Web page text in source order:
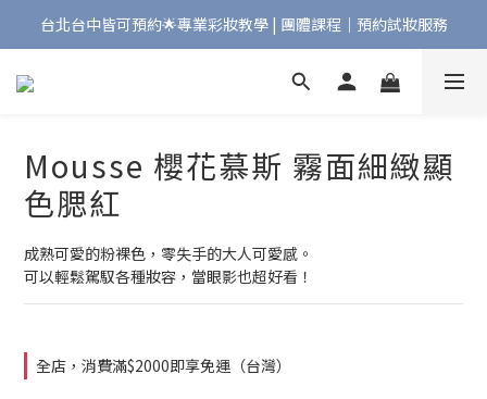
Bonjour!歡迎來到Maqpro | 全店2000免運🇫🇷
台北台中皆可預約🌟專業彩妝教學 | 團體課程｜預約試妝服務
Bonjour!歡迎來到Maqpro | 全店2000免運🇫🇷
Mousse 櫻花慕斯 霧面細緻顯
色腮紅
成熟可愛的粉裸色，零失手的大人可愛感。
可以輕鬆駕馭各種妝容，當眼影也超好看！
全店，消費滿$2000即享免運（台灣）